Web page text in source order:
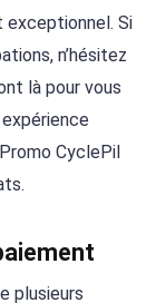
exceptionnel. Si
n’hésitez
là pour vous
CyclePil
plusieurs